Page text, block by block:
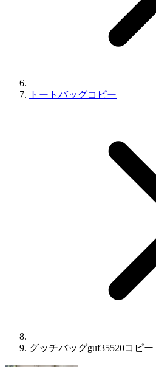
トートバッグコピー
グッチバッグguf35520コピー